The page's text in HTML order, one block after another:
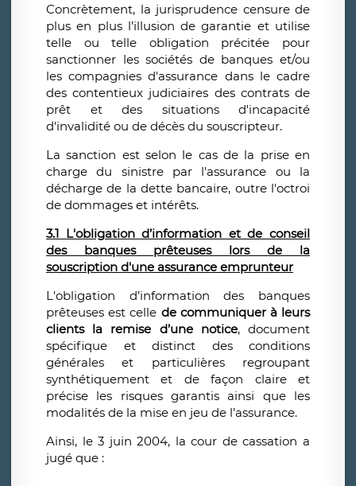
Concrètement, la jurisprudence censure de
plus en plus l’illusion de garantie et utilise
telle ou telle obligation précitée pour
sanctionner les sociétés de banques et/ou
les compagnies d'assurance dans le cadre
des contentieux judiciaires des contrats de
prêt et des situations d'incapacité
d'invalidité ou de décès du souscripteur.
La sanction est selon le cas de la prise en
charge du sinistre par l'assurance ou la
décharge de la dette bancaire, outre l'octroi
de dommages et intérêts.
3.1 L'obligation d’information et de conseil
des banques prêteuses lors de la
souscription d'une assurance emprunteur
L'obligation d’information des banques
prêteuses est celle de communiquer à leurs
clients la remise d’une notice, document
spécifique et distinct des conditions
générales et particulières regroupant
synthétiquement et de façon claire et
précise les risques garantis ainsi que les
modalités de la mise en jeu de l’assurance.
Ainsi, le 3 juin 2004, la cour de cassation a
jugé que :